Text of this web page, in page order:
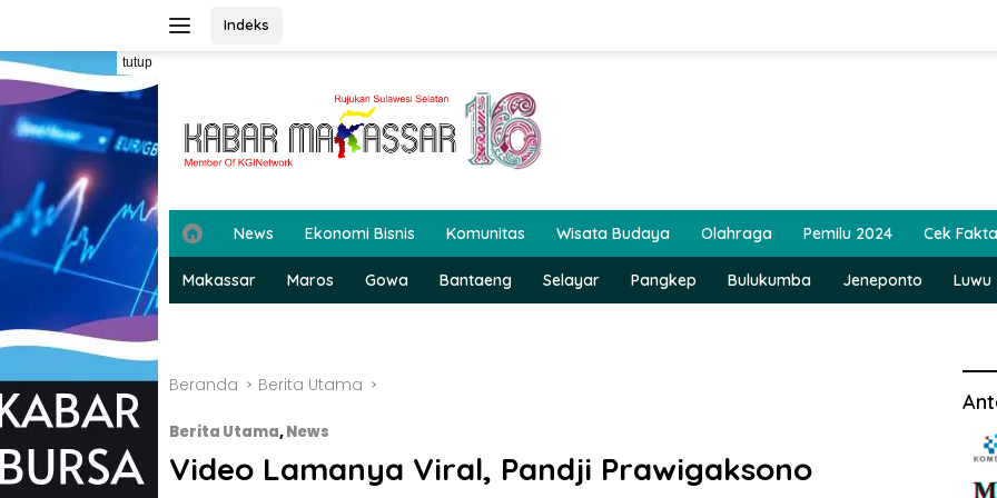
konten
Indeks
tutup
H
o
m
e
News Ekonomi Bisnis Komunitas Wisata Budaya Olahraga Pemilu 2024 Cek Fakta
Makassar Maros Gowa Bantaeng Selayar Pangkep Bulukumba Jeneponto Luwu
Beranda Berita Utama
Berita Utama,News
Video Lamanya Viral, Pandji Prawigaksono